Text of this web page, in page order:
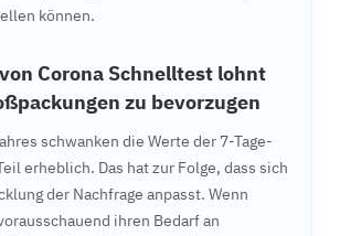
können.
Corona Schnelltest lohnt
zu bevorzugen
schwanken die Werte der 7-Tage-
erheblich. Das hat zur Folge, dass sich
der Nachfrage anpasst. Wenn
ihren Bedarf an